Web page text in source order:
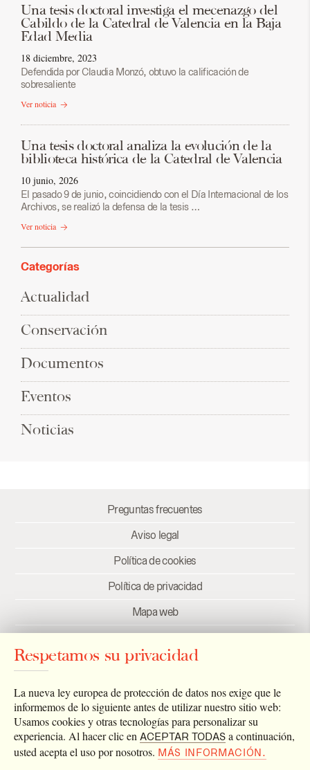
Una tesis doctoral investiga el mecenazgo del
Cabildo de la Catedral de Valencia en la Baja
Edad Media
18 diciembre, 2023
Defendida por Claudia Monzó, obtuvo la calificación de
sobresaliente
Ver noticia
Una tesis doctoral analiza la evolución de la
biblioteca histórica de la Catedral de Valencia
10 junio, 2026
El pasado 9 de junio, coincidiendo con el Día Internacional de los
Archivos, se realizó la defensa de la tesis …
Ver noticia
Categorías
Actualidad
Conservación
Documentos
Eventos
Noticias
Preguntas frecuentes
Aviso legal
Política de cookies
Política de privacidad
Mapa web
Enlaces
Newsletter
Respetamos su privacidad
La nueva ley europea de protección de datos nos exige que le
informemos de lo siguiente antes de utilizar nuestro sitio web:
Usamos cookies y otras tecnologías para personalizar su
experiencia. Al hacer clic en ACEPTAR TODAS a continuación,
usted acepta el uso por nosotros. MÁS INFORMACIÓN.